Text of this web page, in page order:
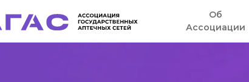
Об
Ассоциации